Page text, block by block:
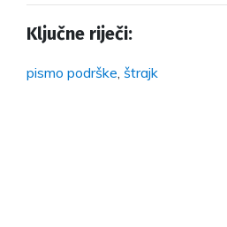
Ključne riječi:
pismo podrške štrajk